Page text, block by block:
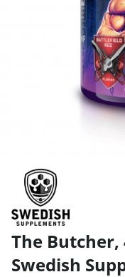
The Butcher,
Swedish